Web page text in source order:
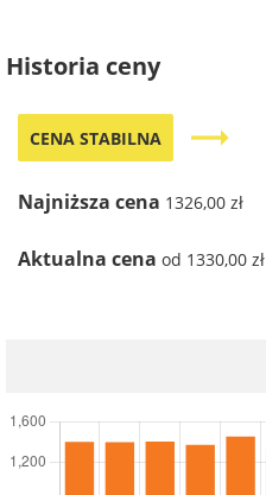
Historia ceny
CENA STABILNA trending_flat
Najniższa cena 1326,00 zł
Aktualna cena od 1330,00 zł